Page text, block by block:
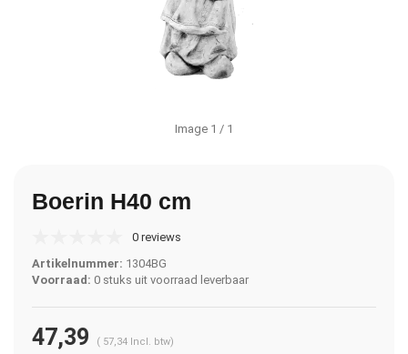
Image 1 / 1
Boerin H40 cm
0 reviews
Artikelnummer: 1304BG
Voorraad: 0 stuks uit voorraad leverbaar
47,39 ( 57,34 Incl. btw)